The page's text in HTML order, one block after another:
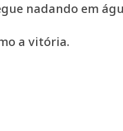
nadando em
a vitória.